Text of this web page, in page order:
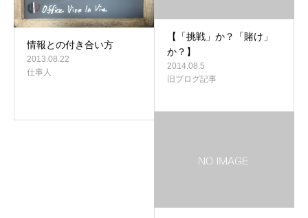
情報との付き合い方
2013.08.22
仕事人
【「挑戦」か？「賭け」
か？】
2014.08.5
旧ブログ記事